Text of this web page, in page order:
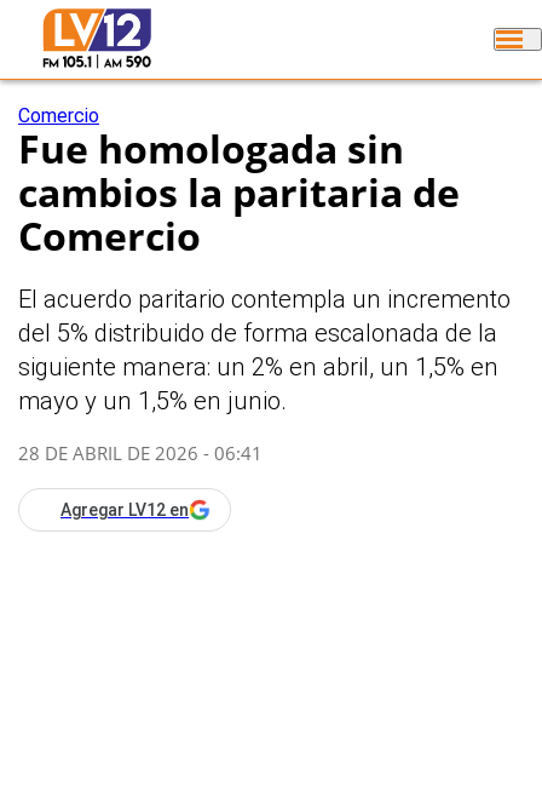
Comercio
Fue homologada sin
cambios la paritaria de
Comercio
El acuerdo paritario contempla un incremento
del 5% distribuido de forma escalonada de la
siguiente manera: un 2% en abril, un 1,5% en
mayo y un 1,5% en junio.
28 DE ABRIL DE 2026 - 06:41
Agregar LV12 en